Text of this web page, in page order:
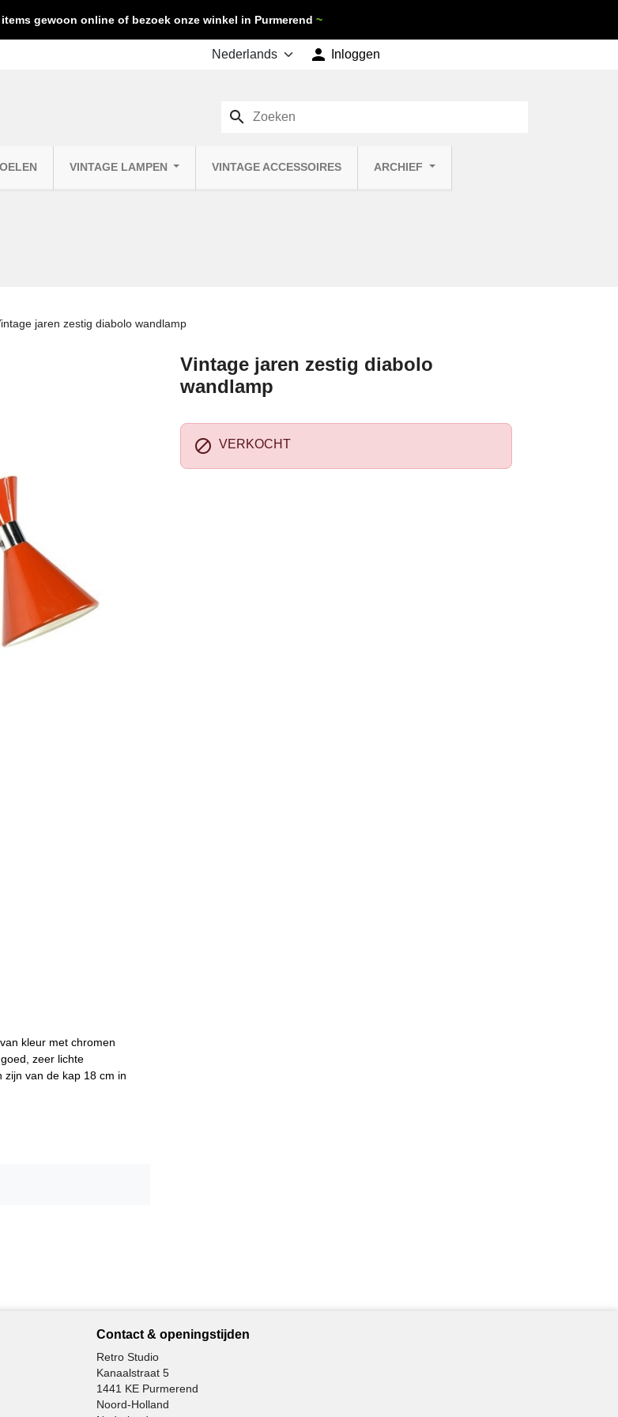
gewoon online of bezoek onze winkel in Purmerend ~
 Inloggen
VINTAGE LAMPEN VINTAGE ACCESSOIRES ARCHIEF
search
jaren zestig diabolo wandlamp
Vintage jaren zestig diabolo
wandlamp
 VERKOCHT
kleur met chromen
zeer lichte
zijn van de kap 18 cm in
Contact & openingstijden
Retro Studio
Kanaalstraat 5
1441 KE Purmerend
Noord-Holland